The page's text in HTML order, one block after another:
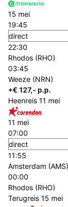
15 mei
19:45
direct
22:30
Rhodos (RHO)
03:45
Weeze (NRN)
+€ 127,- p.p.
Heenreis 11 mei
11 mei
07:00
direct
11:55
Amsterdam (AMS)
00:00
Rhodos (RHO)
Terugreis 15 mei